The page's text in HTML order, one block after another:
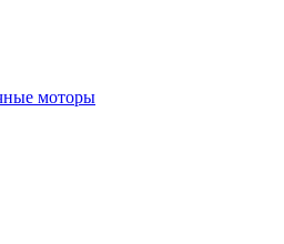
моторы